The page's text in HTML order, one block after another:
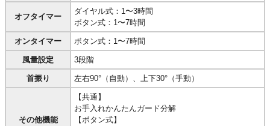
オフタイマー
ダイヤル式：1〜3時間
ボタン式：1〜7時間
オンタイマー ボタン式：1〜7時間
風量設定 3段階
首振り 左右90°（自動）、上下30°（手動）
その他機能
【共通】
お手入れかんたんガード分解
【ボタン式】